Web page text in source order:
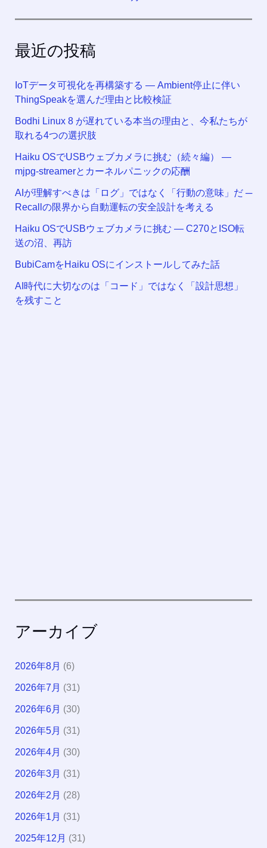
最近の投稿
IoTデータ可視化を再構築する ― Ambient停止に伴い
ThingSpeakを選んだ理由と比較検証
Bodhi Linux 8 が遅れている本当の理由と、今私たちが
取れる4つの選択肢
Haiku OSでUSBウェブカメラに挑む（続々編） —
mjpg-streamerとカーネルパニックの応酬
AIが理解すべきは「ログ」ではなく「行動の意味」だ ─
Recallの限界から自動運転の安全設計を考える
Haiku OSでUSBウェブカメラに挑む — C270とISO転
送の沼、再訪
BubiCamをHaiku OSにインストールしてみた話
AI時代に大切なのは「コード」ではなく「設計思想」
を残すこと
アーカイブ
2026年8月 (6)
2026年7月 (31)
2026年6月 (30)
2026年5月 (31)
2026年4月 (30)
2026年3月 (31)
2026年2月 (28)
2026年1月 (31)
2025年12月 (31)